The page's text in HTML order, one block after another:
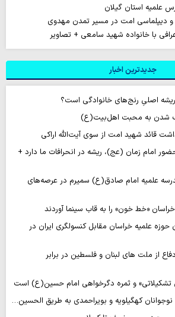
علمیه استان گیلان
و دیپلماسی امت در مسیر تمدن مهدوی
با خانواده شهید سامعی + تصاویر
جدیدترین اخبار
ریشه اصلیِ رنج‌های خانوادگی است؟
شدن به محبت اهل‌بیت(ع)
قائد شهید امت از سوی آیت‌الله اراکی
امام زمان (عج)، ریشه در انحرافات ما دارد +
علمیه امام صادق(ع) سمیرم در عرصه‌های
«خط خون» را به قاب سینما آوردند
علمیه خراسان مقابل کنسولگری ایران در
از ملت های لبنان و فلسطین در برابر
تشکیلاتی» و ثمره دگرخواهی امام حسین(ع) است